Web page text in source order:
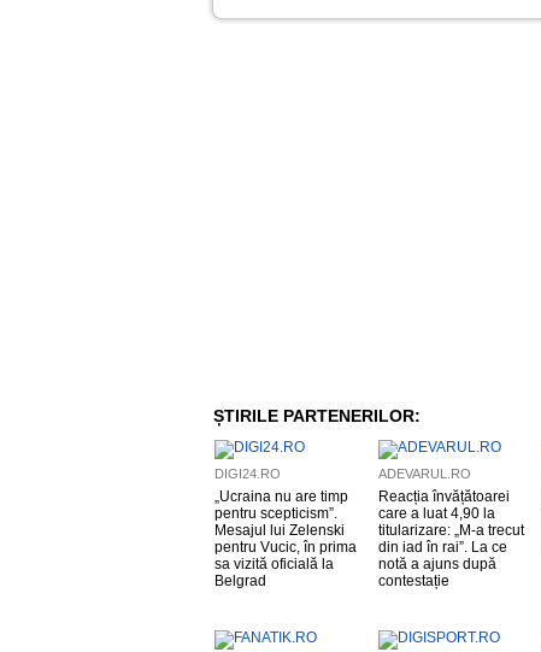
ȘTIRILE PARTENERILOR:
DIGI24.RO
„Ucraina nu are timp
pentru scepticism”.
Mesajul lui Zelenski
pentru Vucic, în prima
sa vizită oficială la
Belgrad
ADEVARUL.RO
Reacția învățătoarei
care a luat 4,90 la
titularizare: „M-a trecut
din iad în rai”. La ce
notă a ajuns după
contestație